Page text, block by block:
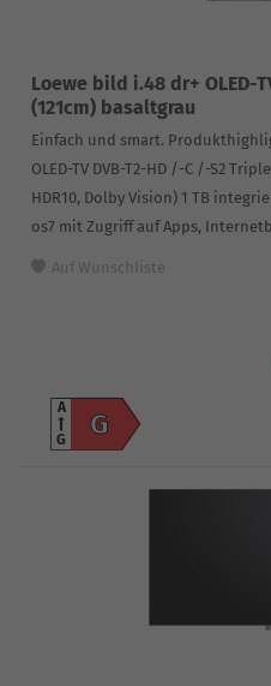
Loewe bild i.48 dr+ OLED-
(121cm) basaltgrau
Einfach und smart.
OLED-TV DVB-T2-HD /-C /-S2
HDR10, Dolby Vision) 1 TB
os7 mit Zugriff auf Apps,
Auf Wunschliste
G
A
G